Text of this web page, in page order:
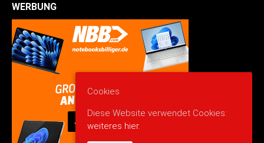
WERBUNG
Cookies
Diese Website verwendet Cookies:
weiteres hier.